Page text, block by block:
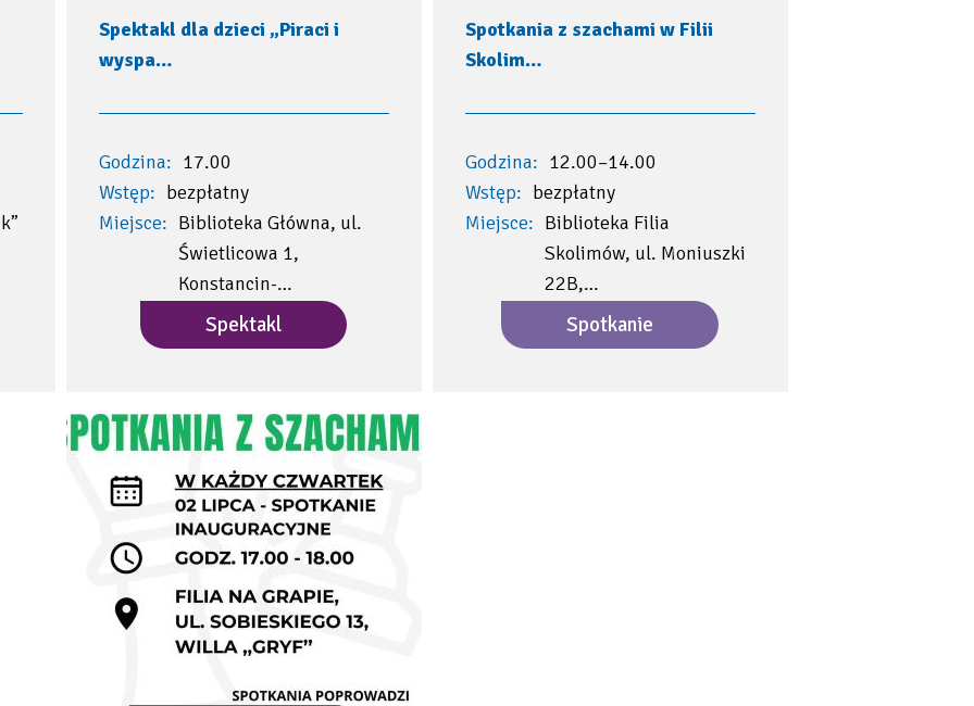
Spektakl dla dzieci „Piraci i
wyspa…
Godzina: 17.00
Wstęp: bezpłatny
Miejsce: Biblioteka Główna, ul.
Świetlicowa 1,
Konstancin-…
Spektakl
Spotkania z szachami w Filii
Skolim…
Godzina: 12.00–14.00
Wstęp: bezpłatny
Miejsce: Biblioteka Filia
Skolimów, ul. Moniuszki
22B,…
Spotkanie